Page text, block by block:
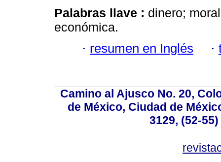
Palabras llave : dinero;
económica.
· resumen en Inglés ·
Camino al Ajusco No. 20,
de México, Ciudad de
3129, (52-